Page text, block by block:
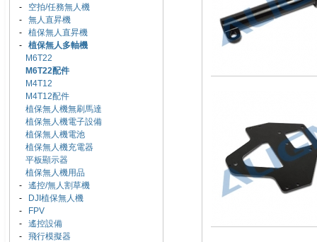
- 空拍/任務無人機
- 無人直昇機
- 植保無人直昇機
- 植保無人多軸機
M6T22
M6T22配件
M4T12
M4T12配件
植保無人機無刷馬達
植保無人機電子設備
植保無人機電池
植保無人機充電器
平板顯示器
植保無人機用品
- 遙控/無人割草機
-
DJI植保無人機
-
FPV
- 遙控設備
- 飛行模擬器